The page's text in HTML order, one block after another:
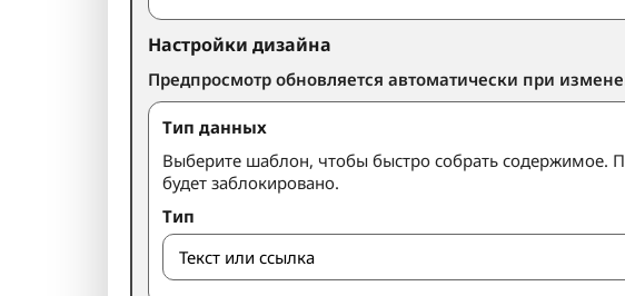
Настройки дизайна
Предпросмотр обновляется автоматически при
Тип данных
Выберите шаблон, чтобы быстро собрать содержимое.
будет заблокировано.
Тип